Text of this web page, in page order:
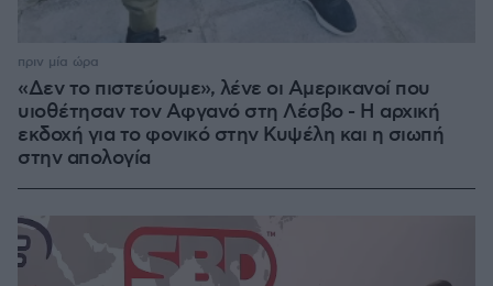
«Δεν το πιστεύουμε», λένε οι Αμερικανοί που
υιοθέτησαν τον Αφγανό στη Λέσβο - Η αρχική
εκδοχή για το φονικό στην Κυψέλη και η σιωπή
στην απολογία
πριν μία ώρα